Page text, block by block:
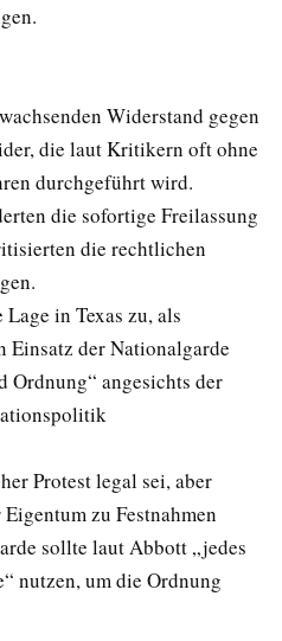
Widerstand gegen
die laut Kritikern oft ohne
durchgeführt wird.
die sofortige Freilassung
die rechtlichen
in Texas zu, als
Einsatz der Nationalgarde
Ordnung“ angesichts der
Protest legal sei, aber
zu Festnahmen
sollte laut Abbott „jedes
nutzen, um die Ordnung